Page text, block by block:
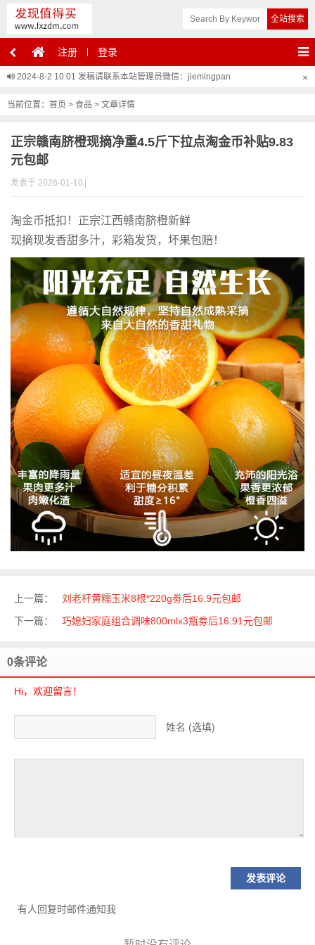
注册 登录
2024-8-2 10:01 发稿请联系本站管理员微信：jiemingpan ×
当前位置： 首页 > 食品 > 文章详情
正宗赣南脐橙现摘净重4.5斤下拉点淘金币补贴9.83
元包邮
发表于 2026-01-10
淘金币抵扣！正宗江西赣南脐橙新鲜
现摘现发香甜多汁，彩箱发货，坏果包赔！
上一篇：
刘老杆黄糯玉米8根*220g劵后16.9元包邮
下一篇：
巧媳妇家庭组合调味800mlx3瓶劵后16.91元包邮
0条评论
Hi，欢迎留言！
姓名 (选填)
有人回复时邮件通知我